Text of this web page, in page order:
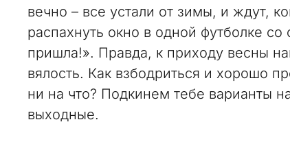
вечно – все устали от зимы, и ждут,
распахнуть окно в одной футболке
пришла!». Правда, к приходу весны
вялость. Как взбодриться и хорошо
ни на что? Подкинем тебе варианты
выходные.